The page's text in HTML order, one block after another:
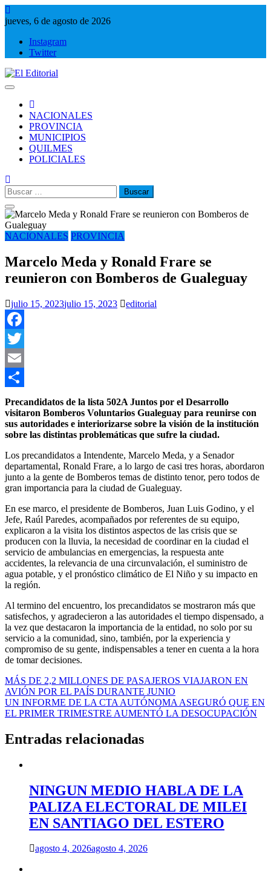
Saltar
al
jueves, 6 de agosto de 2026
Instagram
Twitter
NACIONALES
PROVINCIA
MUNICIPIOS
QUILMES
POLICIALES
Buscar:
NACIONALES PROVINCIA
Marcelo Meda y Ronald Frare se
reunieron con Bomberos de Gualeguay
julio 15, 2023julio 15, 2023 editorial
Facebook
Twitter
Email
Compartir
Precandidatos de la lista 502A Juntos por el Desarrollo
visitaron Bomberos Voluntarios Gualeguay para reunirse con
sus autoridades e interiorizarse sobre la visión de la institución
sobre las distintas problemáticas que sufre la ciudad.
Los precandidatos a Intendente, Marcelo Meda, y a Senador
departamental, Ronald Frare, a lo largo de casi tres horas, abordaron
junto a la gente de Bomberos temas de distinto tenor, pero todos de
gran importancia para la ciudad de Gualeguay.
En ese marco, el presidente de Bomberos, Juan Luis Godino, y el
Jefe, Raúl Paredes, acompañados por referentes de su equipo,
explicaron a la visita los distintos aspectos de las crisis que se
producen con la lluvia, la necesidad de coordinar en la ciudad el
servicio de ambulancias en emergencias, la respuesta ante
accidentes, la relevancia de una circunvalación, el suministro de
agua potable, y el pronóstico climático de El Niño y su impacto en
la región.
Al termino del encuentro, los precandidatos se mostraron más que
satisfechos, y agradecieron a las autoridades el tiempo dispensado, a
la vez que destacaron la importancia de la entidad, no solo por su
servicio a la comunidad, sino, también, por la experiencia y
compromiso de su gente, indispensables a tener en cuenta a la hora
de tomar decisiones.
Navegación
de
entradas
MÁS DE 2,2 MILLONES DE PASAJEROS VIAJARON EN
AVIÓN POR EL PAÍS DURANTE JUNIO
UN INFORME DE LA CTA AUTÓNOMA ASEGURÓ QUE EN
EL PRIMER TRIMESTRE AUMENTÓ LA DESOCUPACIÓN
Entradas relacionadas
NINGUN MEDIO HABLA DE LA
PALIZA ELECTORAL DE MILEI
EN SANTIAGO DEL ESTERO
agosto 4, 2026agosto 4, 2026